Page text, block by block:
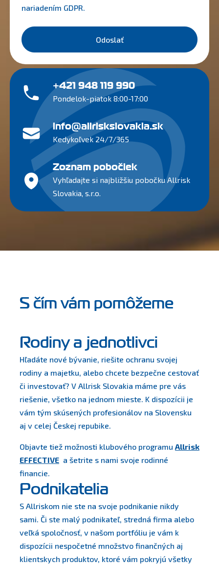
nariadením GDPR.
Odoslať
+421 948 119 990
Pondelok-piatok 8:00-17:00
info@allriskslovakia.sk
Kedykoľvek 24/7/365
Zoznam pobočiek
Vyhľadajte si najbližšiu pobočku Allrisk
Slovakia, s.r.o.
S čím vám pomôžeme
Rodiny a jednotlivci
Hľadáte nové bývanie, riešite ochranu svojej
rodiny a majetku, alebo chcete bezpečne cestovať
či investovať? V Allrisk Slovakia máme pre vás
riešenie, všetko na jednom mieste. K dispozícii je
vám tým skúsených profesionálov na Slovensku
aj v celej Českej repubike.
Objavte tiež možnosti klubového programu Allrisk
EFFECTIVE a šetrite s nami svoje rodinné
financie.
Podnikatelia
S Allriskom nie ste na svoje podnikanie nikdy
sami. Či ste malý podnikateľ, stredná firma alebo
veľká spoločnosť, v našom portfóliu je vám k
dispozícii nespočetné množstvo finančných aj
klientskych produktov, ktoré vám pokryjú všetky